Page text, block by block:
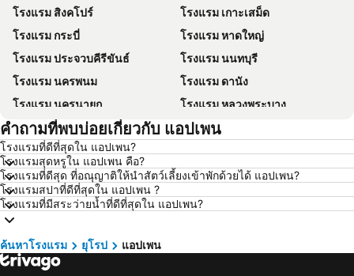
โรงแรม สิงคโปร์
โรงแรม เกาะเสม็ด
โรงแรม กระบี่
โรงแรม หาดใหญ่
โรงแรม ประจวบคีรีขันธ์
โรงแรม นนทบุรี
โรงแรม นครพนม
โรงแรม ดานัง
โรงแรม นครนายก
โรงแรม หลวงพระบาง
โรงแรม เกาะล้าน
โรงแรม ซินยี่
โรงแรม ระยอง
โรงแรม สระบุรี
โรงแรม นครราชสีมา
โรงแรม หาดป่าตอง
โรงแรม อุดรธานี
โรงแรม เวียงจันทน์
โรงแรม เกาะลันตา
โรงแรม ภาคตะวันออกเฉียงเหนือ
คำถามที่พบบ่อยเกี่ยวกับ แอปเพน
โรงแรมที่ดีที่สุดใน แอปเพน?
โรงแรมสุดหรูใน แอปเพน คือ?
โรงแรมที่ดีสุด ที่อณุญาติให้นำสัตว์เลี้ยงเข้าพักด้วยได้ แอปเพน?
โรงแรมสปาที่ดีที่สุดใน แอปเพน ?
โรงแรมที่มีสระว่ายน้ำที่ดีที่สุดใน แอปเพน?
ค้นหาโรงแรม ยุโรป แอปเพน